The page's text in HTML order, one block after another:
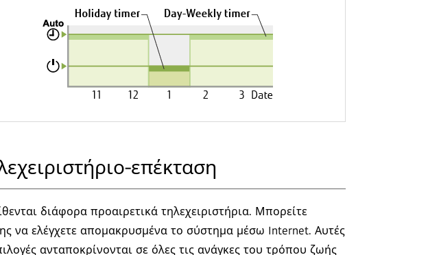
επέκταση
διάφορα προαιρετικά τηλεχειριστήρια. Μπορείτε
να ελέγχετε απομακρυσμένα το σύστημα μέσω Internet. Αυτές
ανταποκρίνονται σε όλες τις ανάγκες του τρόπου ζωής